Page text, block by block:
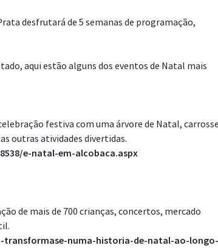
desfrutará de 5 semanas de programação,
aqui estão alguns dos eventos de Natal mais
festiva com uma árvore de Natal,
outras atividades divertidas.
e-natal-em-alcobaca.aspx
de mais de 700 crianças, concertos, mercado
numa-historia-de-natal-ao-longo-